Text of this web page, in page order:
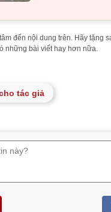
đến nội dung trên. Hãy tặng
những bài viết hay hơn nữa.
tác giả